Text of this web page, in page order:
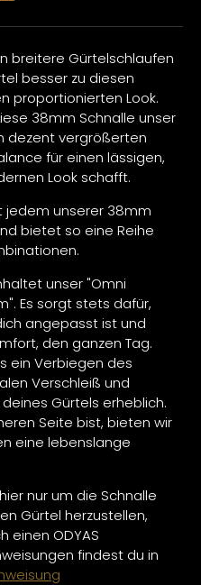
breitere Gürtelschlaufen
besser zu diesen
proportionierten Look.
38mm Schnalle unser
dezent vergrößerten
für einen lässigen,
Look schafft.
jedem unserer 38mm
bietet so eine Reihe
unser "Omni
Es sorgt stets dafür,
angepasst ist und
den ganzen Tag.
ein Verbiegen des
Verschleiß und
Gürtels erheblich.
Seite bist, bieten wir
eine lebenslange
nur um die Schnalle
Gürtel herzustellen,
einen ODYAS
findest du in